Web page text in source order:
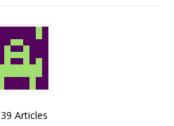
39 Articles